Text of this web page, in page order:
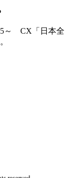
～ CX「日本全